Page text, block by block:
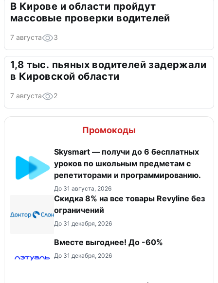
В Кирове и области пройдут
массовые проверки водителей
7 августа 3
1,8 тыс. пьяных водителей задержали
в Кировской области
7 августа 2
Промокоды
Skysmart — получи до 6 бесплатных
уроков по школьным предметам с
репетиторами и программированию.
До 31 августа, 2026
​Скидка 8% на все товары Revyline без
ограничений
До 31 декабря, 2026
Вместе выгоднее! До -60%
До 31 декабря, 2026